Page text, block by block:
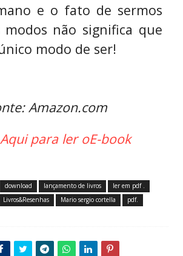
e o fato de sermos
modos não significa que
modo de ser!
Amazon.com
para ler oE-book
download lançamento de livros
ler em pdf .
Livros&Resenhas Mario sergio cortella pdf.